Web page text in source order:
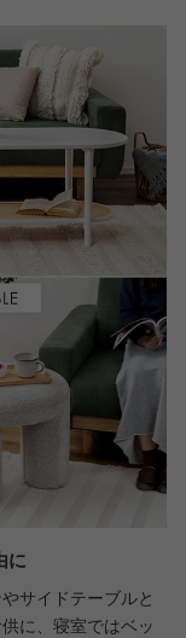
に
サイドテーブルと
に、寝室ではベッ